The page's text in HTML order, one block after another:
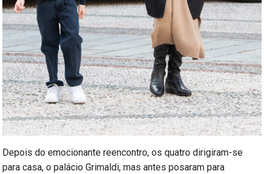
Depois do emocionante reencontro, os quatro dirigiram-se
para casa, o palácio Grimaldi, mas antes posaram para